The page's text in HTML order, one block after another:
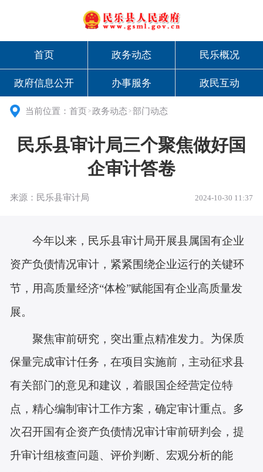
首页 政务动态 民乐概况
政府信息公开 办事服务 政民互动
当前位置：首页 > 政务动态 >部门动态
民乐县审计局三个聚焦做好国
企审计答卷
来源：民乐县审计局 2024-10-30 11:37
今年以来，民乐县审计局开展县属国有企业
资产负债情况审计，紧紧围绕企业运行的关键环
节，用高质量经济“体检”赋能国有企业高质量发
展。
聚焦审前研究，突出重点精准发力。 为保质
保量完成审计任务，在项目实施前，主动征求县
有关部门的意见和建议，着眼国企经营定位特
点，精心编制审计工作方案，确定审计重点。 多
次召开国有企资产负债情况审计审前研判会，提
升审计组核查问题、评价判断、宏观分析的能